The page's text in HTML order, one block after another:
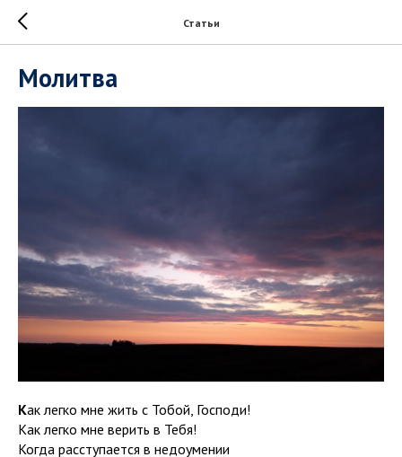
Статьи
Молитва
Как легко мне жить с Тобой, Господи!
Как легко мне верить в Тебя!
Когда расступается в недоумении